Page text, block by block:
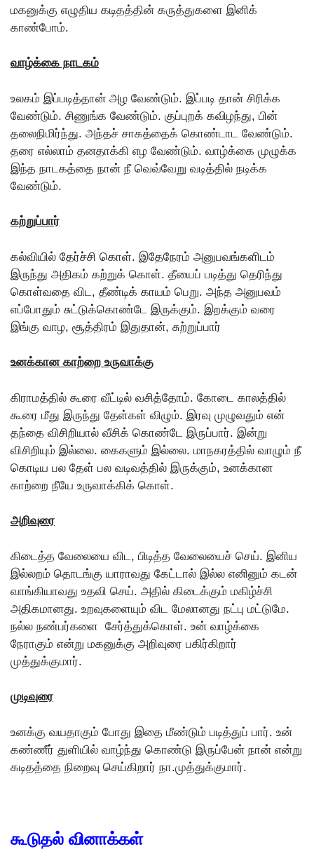
மகனுக்கு எழுதிய கடிதத்தின் கருத்துகளை இனிக்
காண்போம்.
வாழ்க்கை நாடகம்
உலகம் இப்படித்தான் அழ வேண்டும். இப்படி தான் சிரிக்க
வேண்டும். சிணுங்க வேண்டும். குப்புறக் கவிழந்து, பின்
தலைநிமிர்ந்து. அந்தச் சாகத்தைக் கொண்டாட வேண்டும்.
தரை எல்லாம் தனதாக்கி எழ வேண்டும். வாழ்க்கை முழுக்க
இந்த நாடகத்தை நான் நீ வெவ்வேறு வடித்தில் நடிக்க
வேண்டும்.
கற்றுப்பார்
கல்வியில் தேர்ச்சி கொள். இதேநேரம் அனுபவங்களிடம்
இருந்து அதிகம் கற்றுக் கொள். தீயைப் படித்து தெரிந்து
கொள்வதை விட, தீண்டிக் காயம் பெறு. அந்த அனுபவம்
எப்போதும் சுட்டுக்கொண்டே இருக்கும். இறக்கும் வரை
இங்கு வாழ, சூத்திரம் இதுதான், சுற்றுப்பார்
உனக்கான காற்றை உருவாக்கு
கிராமத்தில் கூரை வீட்டில் வசித்தோம். கோடை காலத்தில்
கூரை மீது இருந்து தேள்கள் விழும். இரவு முழுவதும் என்
தந்தை விசிறியால் வீசிக் கொண்டே இருப்பார். இன்று
விசிறியும் இல்லை. கைகளும் இல்லை. மாநகரத்தில் வாழும் நீ
கொடிய பல தேள் பல வடிவத்தில் இருக்கும், உனக்கான
காற்றை நீயே உருவாக்கிக் கொள்.
அறிவுரை
கிடைத்த வேலையை விட, பிடித்த வேலையைச் செய். இனிய
இல்லறம் தொடங்கு யாராவது கேட்டால் இல்ல எனினும் கடன்
வாங்கியாவது உதவி செய். அதில் கிடைக்கும் மகிழ்ச்சி
அதிகமானது. உறவுகளையும் விட மேலானது நட்பு மட்டுமே.
நல்ல நண்பர்களை சேர்த்துக்கொள். உன் வாழ்க்கை
நேராகும் என்று மகனுக்கு அறிவுரை பகிர்கிறார்
முத்துக்குமார்.
முடிவுரை
உனக்கு வயதாகும் போது இதை மீண்டும் படித்துப் பார். உன்
கண்ணீர் துளியில் வாழ்ந்து கொண்டு இருப்பேன் நான் என்று
கடிதத்தை நிறைவு செய்கிறார் நா.முத்துக்குமார்.
கூடுதல் வினாக்கள்